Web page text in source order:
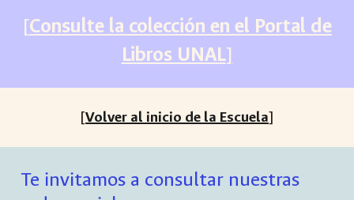
[Consulte la colección en el Portal de
Libros UNAL]
[Volver al inicio de la Escuela]
Te invitamos a consultar nuestras